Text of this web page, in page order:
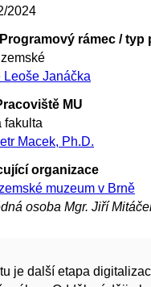
2024
rámec / typ
Leoše Janáčka
MU
fakulta
Macek, Ph.D.
organizace
muzeum v Brně
osoba Mgr. Jiří
je další etapa